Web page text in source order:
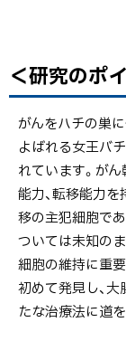
ン
ト
＞
＜
研
究
の
背
景
＞
ト
ッ
プ
に
戻
る
＜研究のポ
がんをハチの巣
よばれる女王バ
れています。が
能力、転移能力を
移の主犯細胞で
ついては未知の
細胞の維持に重
初めて発見し、
たな治療法に道